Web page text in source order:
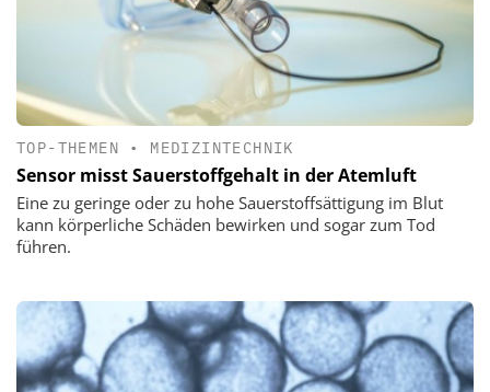
TOP-THEMEN • MEDIZINTECHNIK
Sensor misst Sauerstoffgehalt in der Atemluft
Eine zu geringe oder zu hohe Sauerstoffsättigung im Blut
kann körperliche Schäden bewirken und sogar zum Tod
führen.